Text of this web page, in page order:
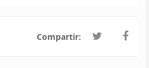
Compartir: